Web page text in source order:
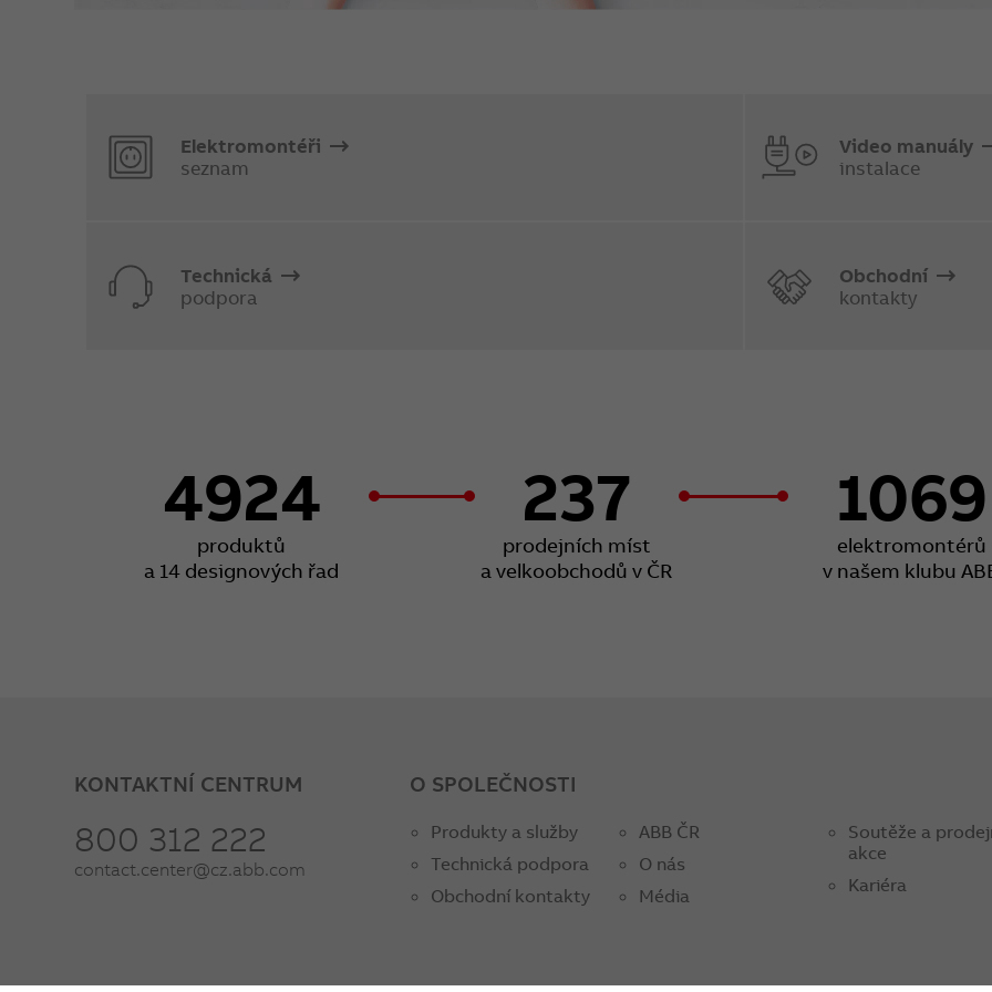
Elektromontéři
seznam
Video manuály
instalace
Technická
podpora
Obchodní
kontakty
4924
produktů
a 14 designových řad
237
prodejních míst
a velkoobchodů v ČR
1069
elektromontérů
v našem klubu
KONTAKTNÍ CENTRUM
800 312 222
contact.center@cz.abb.com
O SPOLEČNOSTI
Produkty a služby
Technická podpora
Obchodní kontakty
ABB ČR
O nás
Média
Soutěže a
akce
Kariéra